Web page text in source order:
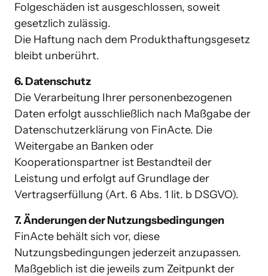
Folgeschäden ist ausgeschlossen, soweit
gesetzlich zulässig.
Die Haftung nach dem Produkthaftungsgesetz
bleibt unberührt.
6. Datenschutz
Die Verarbeitung Ihrer personenbezogenen
Daten erfolgt ausschließlich nach Maßgabe der
Datenschutzerklärung von FinActe. Die
Weitergabe an Banken oder
Kooperationspartner ist Bestandteil der
Leistung und erfolgt auf Grundlage der
7. Änderungen der Nutzungsbedingungen
FinActe behält sich vor, diese
Nutzungsbedingungen jederzeit anzupassen.
Maßgeblich ist die jeweils zum Zeitpunkt der